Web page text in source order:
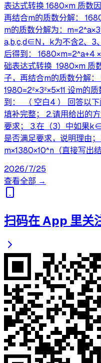
表达式转换 1680×m 质数
再结合m的质数分解：
m的质数分解为：
a,b,c,d∈N，k为不含2、3
后得到： 1680×m=2^a+4
础表达式转换 1980×m 质
子，再结合m的质数分解：
1980=2²×3²×5×11 设m的
到： （ 空白4 ） 回答以
填补完整； 2.请用给出的
要求； 3.在（3）中如果
是否满足要求，说明理由
m×1380×10^n（直接写出结
2026/7/25
查看全部 →
扫码在 App 里关